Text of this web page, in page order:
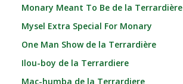
Monary Meant To Be de la Terrardière
Mysel Extra Special For Monary
One Man Show de la Terrardière
Ilou-boy de la Terrardiere
Mac-humba de la Terrardiere